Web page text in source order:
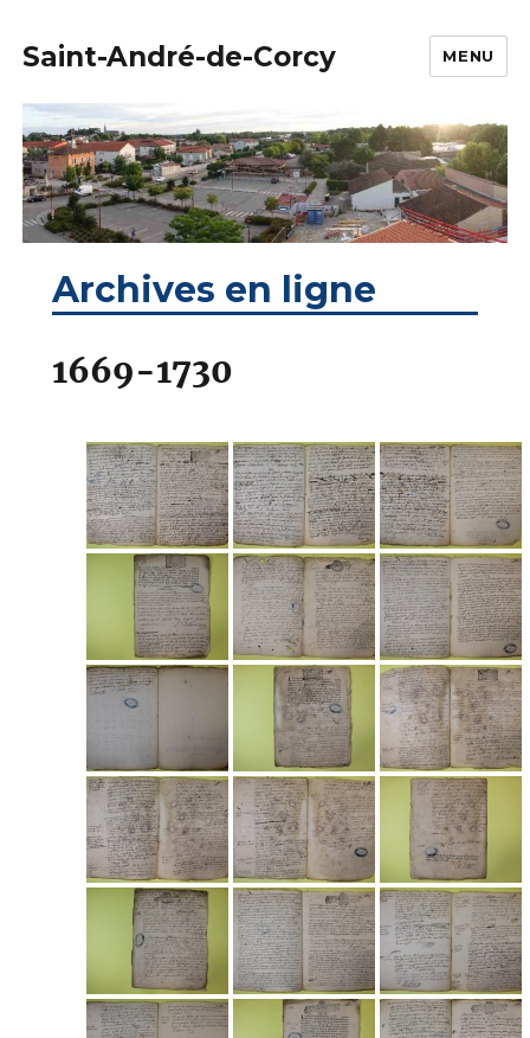
Saint-André-de-Corcy MENU
Archives en ligne
1669-1730